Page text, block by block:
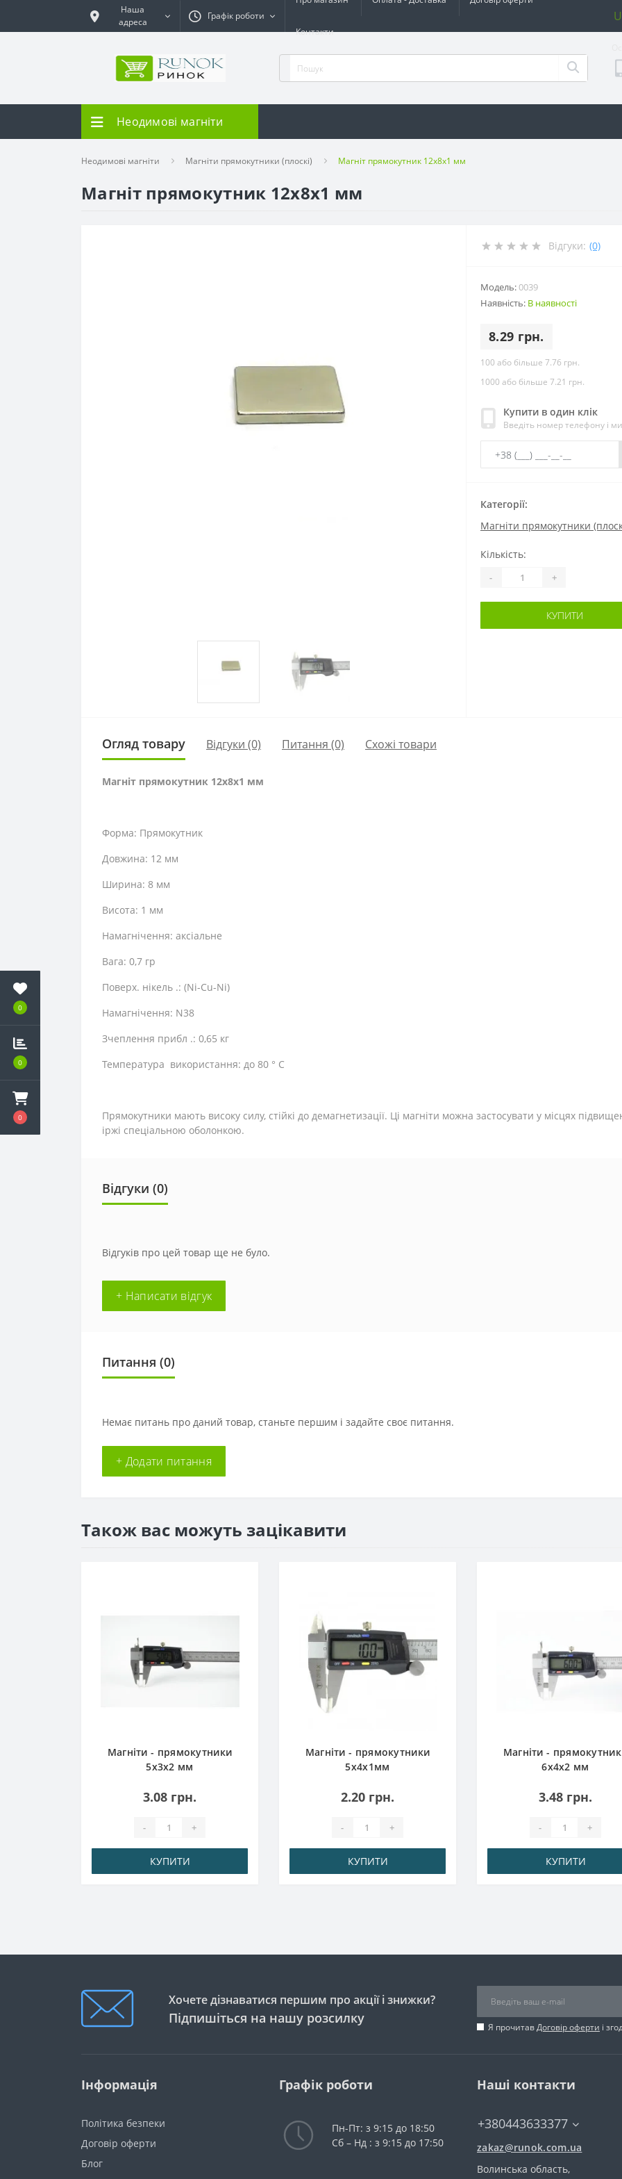
0
0
0
Наша
адреса
Графік роботи
Контакти
Неодимові магніти
Неодимові магніти Магніти прямокутники (плоскі) Магніт прямокутник 12х8х1 мм
Магніт прямокутник 12х8х1 мм
Відгуки: (0)
Модель:0039
Наявність: В наявності
8.29 грн.
100 або більше 7.76 грн.
1000 або більше 7.21 грн.
Купити в один клік
Введіть номер телефону і
Категорії:
Магніти прямокутники
Кількість:
- +
КУПИТИ
Огляд товару Відгуки (0) Питання (0) Схожі товари
Магніт прямокутник 12х8х1 мм
Форма: Прямокутник
Довжина: 12 мм
Ширина: 8 мм
Висота: 1 мм
Намагнічення: аксіальне
Вага: 0,7 гр
Поверх. нікель .: (Ni-Cu-Ni)
Намагнічення: N38
Зчеплення прибл .: 0,65 кг
Температура використання: до 80 ° C
Прямокутники мають високу силу, стійкі до демагнетизації. Ці магніти можна застосувати у місцях
іржі спеціальною оболонкою.
Відгуки (0)
Відгуків про цей товар ще не було.
+ Написати відгук
Питання (0)
Немає питань про даний товар, станьте першим і задайте своє питання.
+ Додати питання
Також вас можуть зацікавити
Магніти - прямокутники
5x3x2 мм
3.08 грн.
- +
КУПИТИ
Магніти - прямокутники
5x4x1мм
2.20 грн.
- +
КУПИТИ
Магніти -
6x4x2 мм
3.48 грн.
- +
КУПИТИ
Хочете дізнаватися першим про акції і знижки?
Підпишіться на нашу розсилку
Я прочитавДоговір оферти і
Інформація
Політика безпеки
Договір оферти
Блог
Графік роботи
Пн-Пт: з 9:15 до 18:50
Сб – Нд : з 9:15 до 17:50
Наші контакти
+380443633377
zakaz@runok.com.ua
Волинська область,